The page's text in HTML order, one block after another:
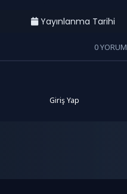
Yayınlanma Tarihi
0 YORUM
Giriş Yap